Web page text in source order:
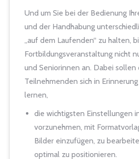
Und um Sie bei der Bedienung
und der Handhabung
„auf dem Laufenden“ zu halten,
Fortbildungsveranstaltung nicht
und Seniorinnen an. Dabei sollen
Teilnehmenden sich in
lernen,
die wichtigsten Einstellungen
vorzunehmen, mit
Bilder einzufügen, zu
optimal zu positionieren.